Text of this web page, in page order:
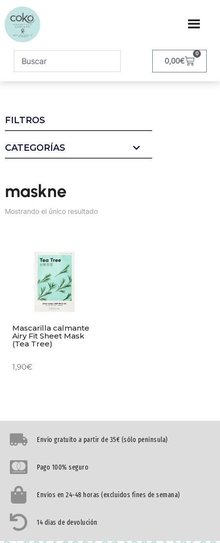
0,00€
0
FILTROS
CATEGORÍAS
maskne
Mostrando el único resultado
Mascarilla calmante
Airy Fit Sheet Mask
(Tea Tree)
1,90€
Envío gratuíto a partir de 35€ (sólo península)
Pago 100% seguro
Envíos en 24-48 horas (excluidos fines de semana)
14 días de devolución